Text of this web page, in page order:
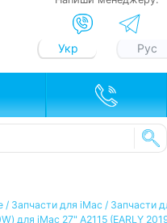
Укр Рус
/ Запчасти для iMac / Запчасти
для iMac 27" A2115 (EARLY